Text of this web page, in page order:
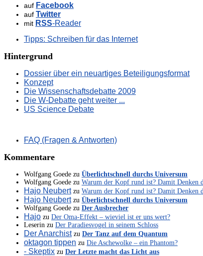
auf Facebook
auf Twitter
mit RSS-Reader
Tipps: Schreiben für das Internet
Hintergrund
Dossier über ein neuartiges Beteiligungsformat
Konzept
Die Wissenschaftsdebatte 2009
Die W-Debatte geht weiter ...
US Science Debate
FAQ (Fragen & Antworten)
Kommentare
Wolfgang Goede zu Überlichtschnell durchs Universum
Wolfgang Goede zu Warum der Kopf rund ist? Damit Denken
Hajo Neubertzu Warum der Kopf rund ist? Damit Denken
Hajo Neubertzu Überlichtschnell durchs Universum
Wolfgang Goede zu Der Ausbrecher
Hajo zu Der Oma-Effekt – wieviel ist er uns wert?
Leserin zu Der Paradiesvogel in seinem Schloss
Der Anarchistzu Der Tanz auf dem Quantum
oktagon tippen zu Die Aschewolke – ein Phantom?
- Skeptix zu Der Letzte macht das Licht aus